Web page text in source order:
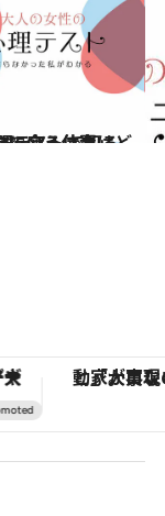
？ 心理テストで知る「あなたに合う仕事」
ルーズ